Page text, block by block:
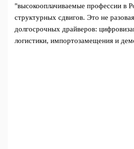
"высокооплачиваемые профессии в
структурных сдвигов. Это не
долгосрочных драйверов:
логистики, импортозамещения и